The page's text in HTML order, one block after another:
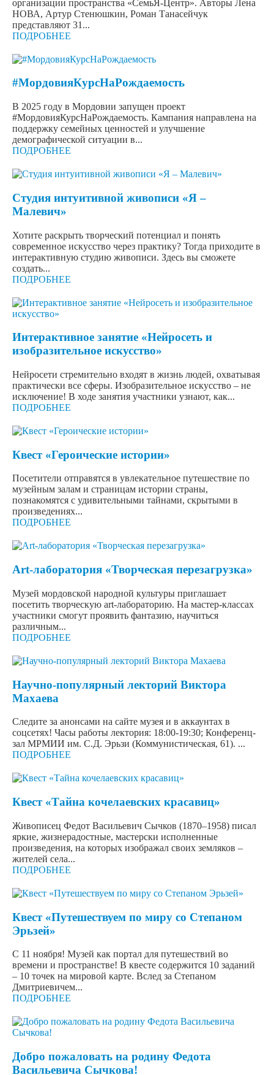
организации пространства «СемьЯ-Центр». Авторы Лена
НОВА, Артур Стенюшкин, Роман Танасейчук
представляют 31...
ПОДРОБНЕЕ
#МордовияКурсНаРождаемость
В 2025 году в Мордовии запущен проект
#МордовияКурсНаРождаемость. Кампания направлена на
поддержку семейных ценностей и улучшение
демографической ситуации в...
ПОДРОБНЕЕ
Студия интуитивной живописи «Я –
Малевич»
Хотите раскрыть творческий потенциал и понять
современное искусство через практику? Тогда приходите в
интерактивную студию живописи. Здесь вы сможете
создать...
ПОДРОБНЕЕ
Интерактивное занятие «Нейросеть и
изобразительное искусство»
Нейросети стремительно входят в жизнь людей, охватывая
практически все сферы. Изобразительное искусство – не
исключение! В ходе занятия участники узнают, как...
ПОДРОБНЕЕ
Квест «Героические истории»
Посетители отправятся в увлекательное путешествие по
музейным залам и страницам истории страны,
познакомятся с удивительными тайнами, скрытыми в
произведениях...
ПОДРОБНЕЕ
Art-лаборатория «Творческая перезагрузка»
Музей мордовской народной культуры приглашает
посетить творческую art-лабораторию. На мастер-классах
участники смогут проявить фантазию, научиться
различным...
ПОДРОБНЕЕ
Научно-популярный лекторий Виктора
Махаева
Следите за анонсами на сайте музея и в аккаунтах в
соцсетях! Часы работы лектория: 18:00-19:30; Конференц-
зал МРМИИ им. С.Д. Эрьзи (Коммунистическая, 61). ...
ПОДРОБНЕЕ
Квест «Тайна кочелаевских красавиц»
Живописец Федот Васильевич Сычков (1870–1958) писал
яркие, жизнерадостные, мастерски исполненные
произведения, на которых изображал своих земляков –
жителей села...
ПОДРОБНЕЕ
Квест «Путешествуем по миру со Степаном
Эрьзей»
С 11 ноября! Музей как портал для путешествий во
времени и пространстве! В квесте содержится 10 заданий
– 10 точек на мировой карте. Вслед за Степаном
Дмитриевичем...
ПОДРОБНЕЕ
Добро пожаловать на родину Федота
Васильевича Сычкова!